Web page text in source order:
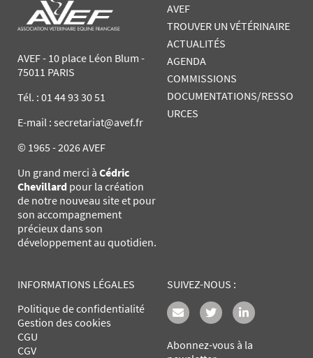
AVEF - 10 place Léon Blum -
75011 PARIS
Tél. : 01 44 93 30 51
E-mail : secretariat@avef.fr
© 1965 - 2026 AVEF
Un grand merci à Cédric
Chevillard pour la création
de notre nouveau site et pour
son accompagnement
précieux dans son
développement au quotidien.
AVEF
TROUVER UN VÉTÉRINAIRE
ACTUALITÉS
AGENDA
COMMISSIONS
DOCUMENTATIONS/RESSO
URCES
INFORMATIONS LÉGALES
Politique de confidentialité
Gestion des cookies
CGU
CGV
SUIVEZ-NOUS :
Abonnez-vous à la